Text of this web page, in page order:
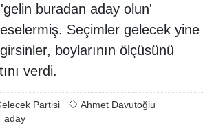
buradan aday olun'
Seçimler gelecek yine
boylarının ölçüsünü
verdi.
Partisi
Ahmet Davutoğlu
aday